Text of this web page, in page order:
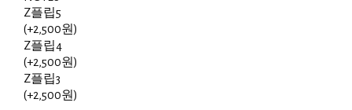
Z플립5
(+2,500원)
Z플립4
(+2,500원)
Z플립3
(+2,500원)